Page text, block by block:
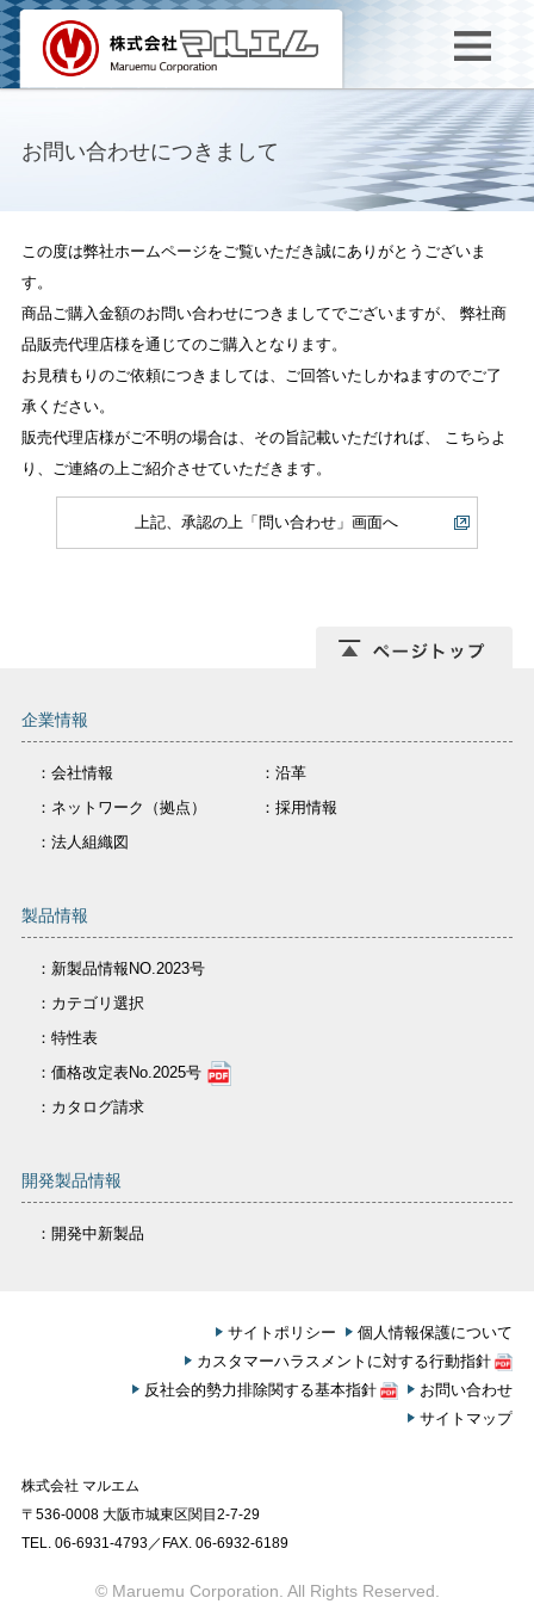
お問い合わせにつきまして
この度は弊社ホームページをご覧いただき誠にありがとうございま
す。
商品ご購入金額のお問い合わせにつきましてでございますが、
弊社商
品販売代理店様を通じてのご購入となります。
お見積もりのご依頼につきましては、ご回答いたしかねますのでご了
承ください。
販売代理店様がご不明の場合は、その旨記載いただければ、
こちらよ
り、ご連絡の上ご紹介させていただきます。
上記、承認の上「問い合わせ」画面へ
企業情報
：会社情報
：沿革
：ネットワーク（拠点）
：採用情報
：法人組織図
製品情報
：新製品情報NO.2023号
：カテゴリ選択
：特性表
：価格改定表No.2025号
：カタログ請求
開発製品情報
：開発中新製品
サイトポリシー
個人情報保護について
カスタマーハラスメントに対する行動指針
反社会的勢力排除関する基本指針
お問い合わせ
サイトマップ
株式会社 マルエム
〒536-0008 大阪市城東区関目2-7-29
TEL. 06-6931-4793／FAX. 06-6932-6189
© Maruemu Corporation. All Rights Reserved.